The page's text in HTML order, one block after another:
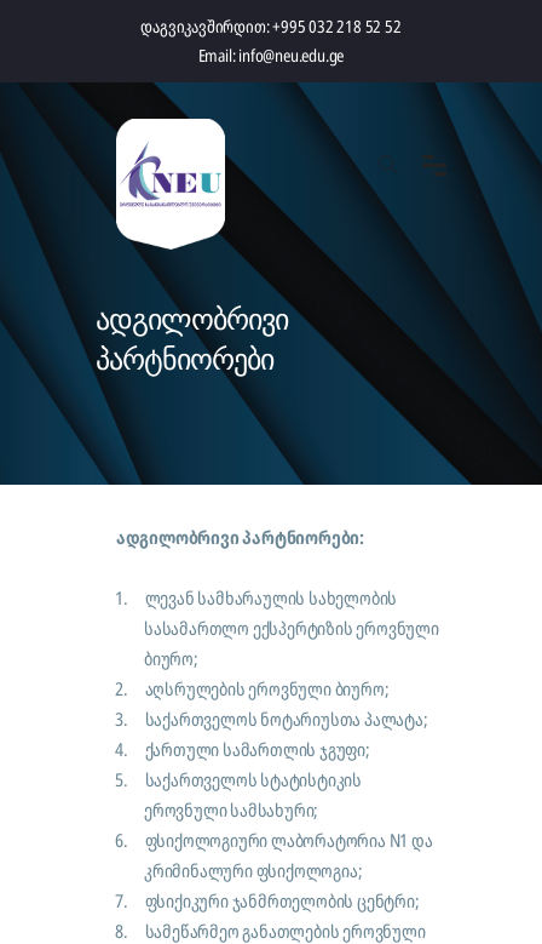
დაგვიკავშირდით:+995 032 218 52 52
Email:info@neu.edu.ge
ადგილობრივი
პარტნიორები
ადგილობრივი პარტნიორები:
1. ლევან სამხარაულის სახელობის
სასამართლო ექსპერტიზის ეროვნული
ბიურო;
2. აღსრულების ეროვნული ბიურო;
3. საქართველოს ნოტარიუსთა პალატა;
4. ქართული სამართლის ჯგუფი;
5. საქართველოს სტატისტიკის
ეროვნული სამსახური;
6. ფსიქოლოგიური ლაბორატორია N1 და
კრიმინალური ფსიქოლოგია;
7. ფსიქიკური ჯანმრთელობის ცენტრი;
8. სამეწარმეო განათლების ეროვნული